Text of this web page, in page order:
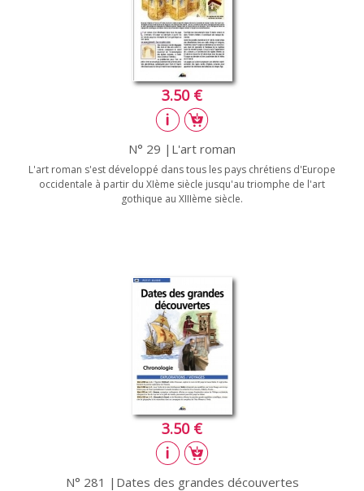
3.50 €
N° 29 |L'art roman
L'art roman s'est développé dans tous les pays chrétiens d'Europe
occidentale à partir du XIème siècle jusqu'au triomphe de l'art
gothique au XIIIème siècle.
3.50 €
N° 281 |Dates des grandes découvertes